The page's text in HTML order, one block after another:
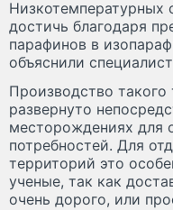
Низкотемпературных
достичь благодаря
парафинов в
объяснили
Производство
развернуто
месторождениях для
потребностей. Для
территорий это
ученые, так как
очень дорого, или